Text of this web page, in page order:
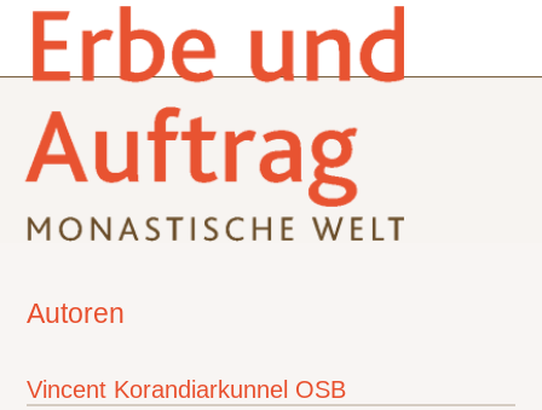
Autoren
Vincent Korandiarkunnel OSB